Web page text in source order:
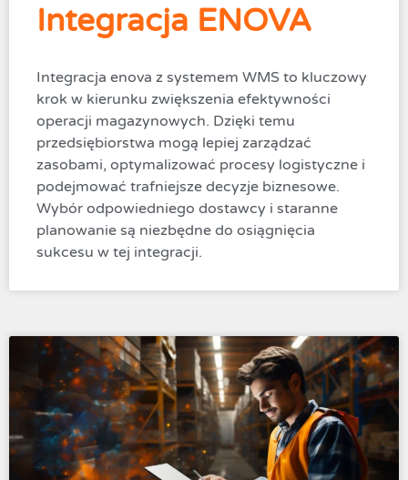
Integracja ENOVA
Integracja enova z systemem WMS to kluczowy
krok w kierunku zwiększenia efektywności
operacji magazynowych. Dzięki temu
przedsiębiorstwa mogą lepiej zarządzać
zasobami, optymalizować procesy logistyczne i
podejmować trafniejsze decyzje biznesowe.
Wybór odpowiedniego dostawcy i staranne
planowanie są niezbędne do osiągnięcia
sukcesu w tej integracji.